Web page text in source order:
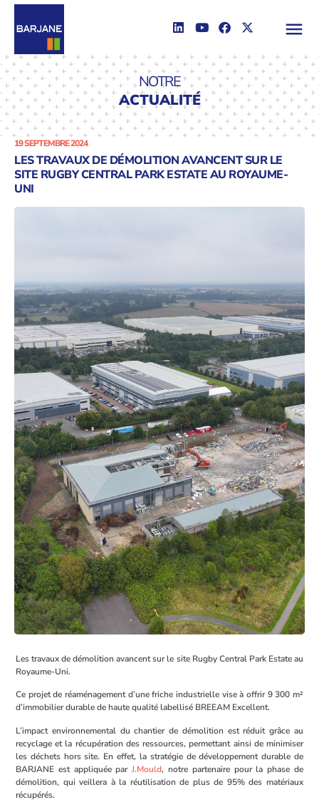
NOTRE
ACTUALITÉ
19 SEPTEMBRE 2024
LES TRAVAUX DE DÉMOLITION AVANCENT SUR LE
SITE RUGBY CENTRAL PARK ESTATE AU ROYAUME-
UNI
Les travaux de démolition avancent sur le site Rugby Central Park Estate au
Royaume-Uni.
Ce projet de réaménagement d’une friche industrielle vise à offrir 9 300 m²
d’immobilier durable de haute qualité labellisé BREEAM Excellent.
L’impact environnemental du chantier de démolition est réduit grâce au
recyclage et la récupération des ressources, permettant ainsi de minimiser
les déchets hors site. En effet, la stratégie de développement durable de
BARJANE est appliquée parJ.Mould, notre partenaire pour la phase de
démolition, qui veillera à la réutilisation de plus de 95% des matériaux
récupérés.